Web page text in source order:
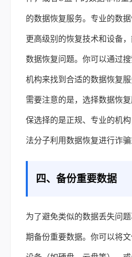
的数据恢复服务。专业的数
更高级别的恢复技术和设备
数据恢复问题。你可以通过
机构来找到合适的数据恢复服
需要注意的是，选择数据恢
保选择的是正规、专业的机
法分子利用数据恢复进行诈骗
四、备份重要数据
为了避免类似的数据丢失问
期备份重要数据。你可以将